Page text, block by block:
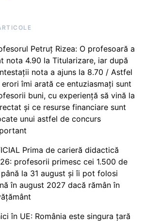
Petruț Rizea: O profesoară a
nota 4.90 la Titularizare, iar după
nota a ajuns la 8.70 / Astfel
erori îmi arată ce entuziasmați sunt
buni, cu experiență să vină la
și ce resurse financiare sunt
unui astfel de concurs
Prima de carieră didactică
profesorii primesc cei 1.500 de
la 31 august și îi pot folosi
în august 2027 dacă rămân în
în UE: România este singura țară